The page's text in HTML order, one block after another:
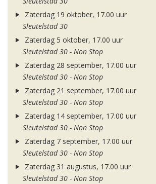
Zaterdag 19 oktober, 17.00 uur
Sleutelstad 30
Zaterdag 5 oktober, 17.00 uur
Sleutelstad 30 - Non Stop
Zaterdag 28 september, 17.00 uur
Sleutelstad 30 - Non Stop
Zaterdag 21 september, 17.00 uur
Sleutelstad 30 - Non Stop
Zaterdag 14 september, 17.00 uur
Sleutelstad 30 - Non Stop
Zaterdag 7 september, 17.00 uur
Sleutelstad 30 - Non Stop
Zaterdag 31 augustus, 17.00 uur
Sleutelstad 30 - Non Stop